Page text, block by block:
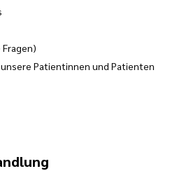
Patientinnen und Patienten